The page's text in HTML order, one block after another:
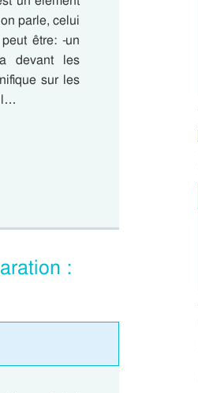
parle, celui
être: -un
devant les
sur les
: